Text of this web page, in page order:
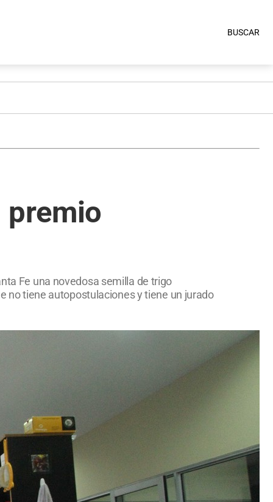
BUSCAR
premio
Fe una novedosa semilla de trigo
no tiene autopostulaciones y tiene un jurado